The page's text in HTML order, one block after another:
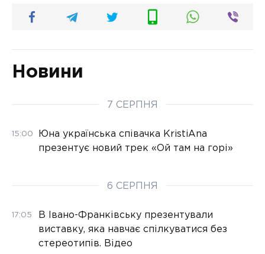
Новини
7 СЕРПНЯ
15:00
Юна українська співачка KristiAna
презентує новий трек «Ой там на горі»
6 СЕРПНЯ
17:05
В Івано-Франківську презентували
виставку, яка навчає спілкуватися без
стереотипів. Відео